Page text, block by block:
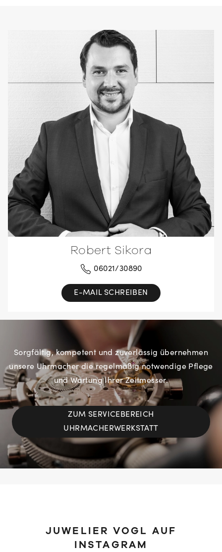
Robert Sikora
06021/30890
E-MAIL SCHREIBEN
Sorgfältig, kompetent und zuverlässig übernehmen
unsere Uhrmacher die regelmäßig notwendige Pflege
und Wartung Ihrer Zeitmesser.
ZUM SERVICEBEREICH
UHRMACHERWERKSTATT
JUWELIER VOGL AUF
INSTAGRAM